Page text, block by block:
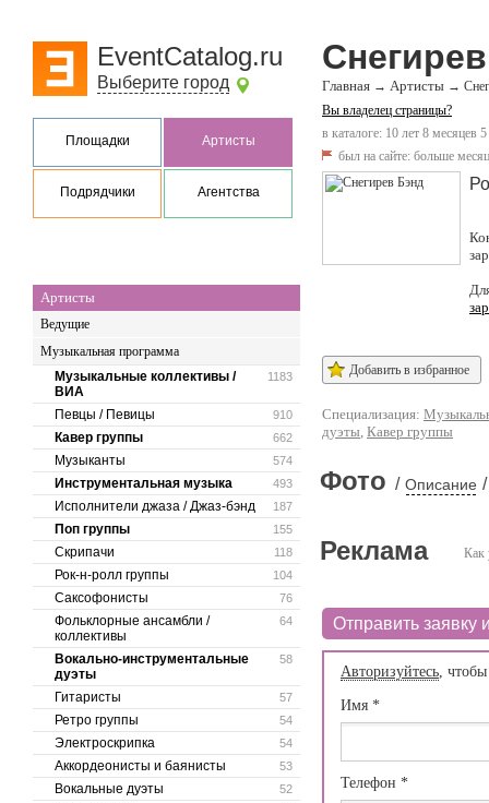
EventCatalog.ru
Выберите город
Площадки Артисты
Подрядчики Агентства
Артисты
Ведущие
Музыкальная программа
1183
Музыкальные коллективы /
ВИА
910
Певцы / Певицы
662
Кавер группы
574
Музыканты
493
Инструментальная музыка
187
Исполнители джаза / Джаз-бэнд
155
Поп группы
118
Скрипачи
104
Рок-н-ролл группы
76
Саксофонисты
64
Фольклорные ансамбли /
коллективы
58
Вокально-инструментальные
дуэты
57
Гитаристы
54
Ретро группы
54
Электроскрипка
53
Аккордеонисты и баянисты
52
Вокальные дуэты
Главная → Артисты →
Вы владелец страницы?
в каталоге: 10 лет 8 месяцев
был на сайте: больше
Добавить в избранное
Специализация:
дуэты, Кавер группы
Фото / Описание /
Как
Реклама
Отправить заявку
Авторизуйтесь,
Имя *
Телефон *